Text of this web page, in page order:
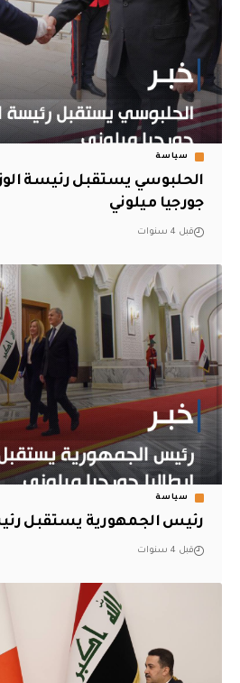
سياسة
الحلبوسي يستقبل رئيسة
جورجيا ميلوني
قبل 4 سنوات
سياسة
رئيس الجمهورية يستقبل
قبل 4 سنوات